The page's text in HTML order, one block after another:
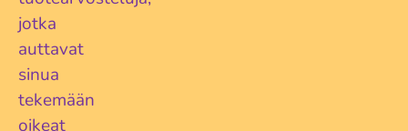
jotka
auttavat
sinua
tekemään
oikeat